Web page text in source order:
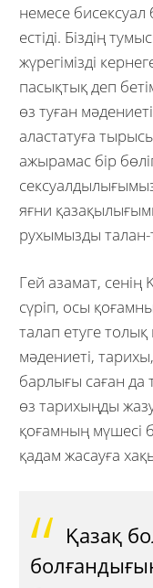
немесе бисексуал
естіді. Біздің
жүрегімізді
пасықтық деп
өз туған
аластатуға
ажырамас бір
яғни
рухымызды талан-
Гей азамат, сенің
сүріп, осы
талап етуге
мәдениеті,
барлығы саған да
өз тарихыңды
қоғамның мүшесі
қадам жасауға
Қазақ